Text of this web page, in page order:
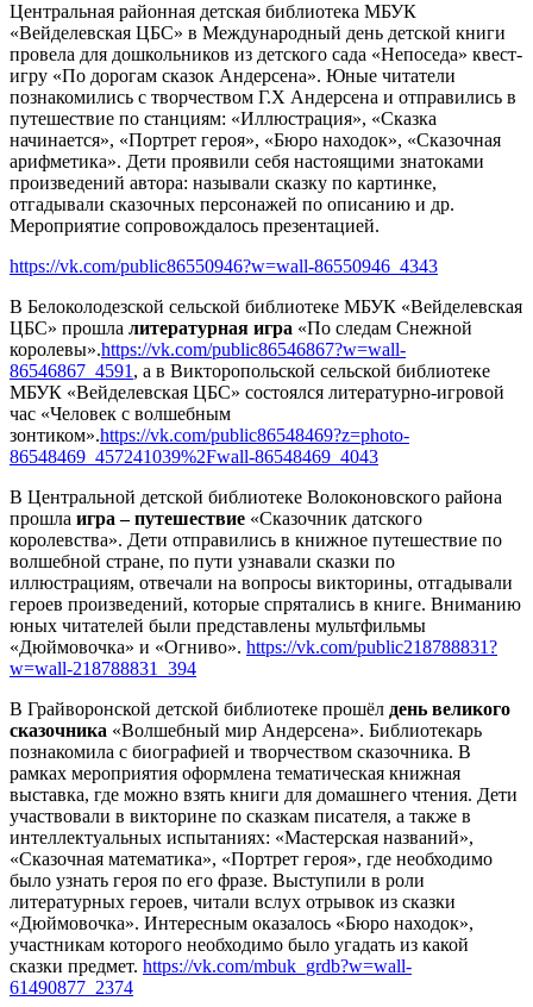
Центральная районная детская библиотека МБУК
«Вейделевская ЦБС» в Международный день детской книги
провела для дошкольников из детского сада «Непоседа» квест-
игру «По дорогам сказок Андерсена». Юные читатели
познакомились с творчеством Г.Х Андерсена и отправились в
путешествие по станциям: «Иллюстрация», «Сказка
начинается», «Портрет героя», «Бюро находок», «Сказочная
арифметика». Дети проявили себя настоящими знатоками
произведений автора: называли сказку по картинке,
отгадывали сказочных персонажей по описанию и др.
Мероприятие сопровождалось презентацией.
https://vk.com/public86550946?w=wall-86550946_4343
В Белоколодезской сельской библиотеке МБУК «Вейделевская
ЦБС» прошла литературная игра «По следам Снежной
королевы».https://vk.com/public86546867?w=wall-
86546867_4591 , а в Викторопольской сельской библиотеке
МБУК «Вейделевская ЦБС» состоялся литературно-игровой
час «Человек с волшебным
зонтиком».https://vk.com/public86548469?z=photo-
86548469_457241039%2Fwall-86548469_4043
В Центральной детской библиотеке Волоконовского района
прошла игра – путешествие «Сказочник датского
королевства». Дети отправились в книжное путешествие по
волшебной стране, по пути узнавали сказки по
иллюстрациям, отвечали на вопросы викторины, отгадывали
героев произведений, которые спрятались в книге. Вниманию
юных читателей были представлены мультфильмы
«Дюймовочка» и «Огниво». https://vk.com/public218788831?
w=wall-218788831_394
В Грайворонской детской библиотеке прошёл день великого
сказочника «Волшебный мир Андерсена». Библиотекарь
познакомила с биографией и творчеством сказочника. В
рамках мероприятия оформлена тематическая книжная
выставка, где можно взять книги для домашнего чтения. Дети
участвовали в викторине по сказкам писателя, а также в
интеллектуальных испытаниях: «Мастерская названий»,
«Сказочная математика», «Портрет героя», где необходимо
было узнать героя по его фразе. Выступили в роли
литературных героев, читали вслух отрывок из сказки
«Дюймовочка». Интересным оказалось «Бюро находок»,
участникам которого необходимо было угадать из какой
сказки предмет. https://vk.com/mbuk_grdb?w=wall-
61490877_2374